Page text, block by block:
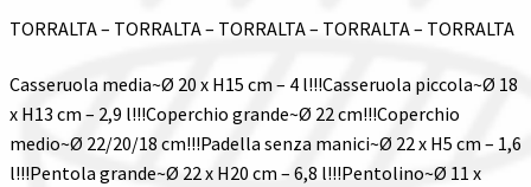
TORRALTA – TORRALTA – TORRALTA – TORRALTA – TORRALTA
Casseruola media~Ø 20 x H15 cm – 4 l!!!Casseruola piccola~Ø 18
x H13 cm – 2,9 l!!!Coperchio grande~Ø 22 cm!!!Coperchio
medio~Ø 22/20/18 cm!!!Padella senza manici~Ø 22 x H5 cm – 1,6
l!!!Pentola grande~Ø 22 x H20 cm – 6,8 l!!!Pentolino~Ø 11 x